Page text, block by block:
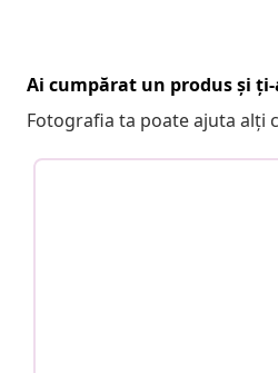
Ai cumpărat un produs și
Fotografia ta poate ajuta alți